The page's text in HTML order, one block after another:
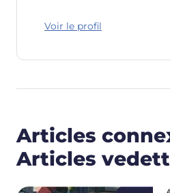
Voir le profil
Articles
Articles